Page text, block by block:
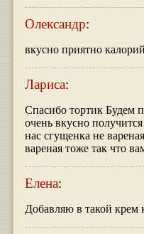
Олександр:
вкусно приятно
Лариса:
Спасибо тортик Будем
очень вкусно
нас сгущенка не
вареная тоже так что
Елена:
Добавляю в такой крем